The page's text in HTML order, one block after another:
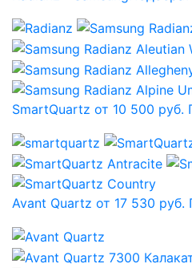
SmartQuartz от 10 500 руб.
Avant Quartz от 17 530 руб.